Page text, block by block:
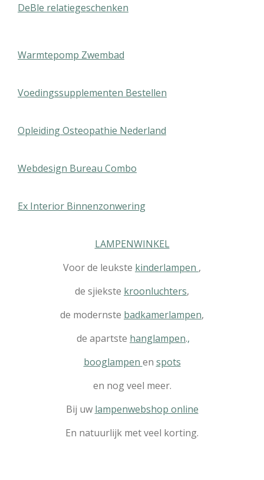
DeBle relatiegeschenken
Warmtepomp Zwembad
Voedingssupplementen Bestellen
Opleiding Osteopathie Nederland
Webdesign Bureau Combo
Ex Interior Binnenzonwering
LAMPENWINKEL
Voor de leukste kinderlampen ,
de sjiekste kroonluchters,
de modernste badkamerlampen,
de apartste hanglampen.,
booglampen en spots
en nog veel meer.
Bij uw lampenwebshop online
En natuurlijk met veel korting.